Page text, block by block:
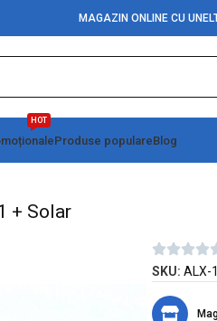
MAGAZIN ONLINE CU
HOT
Produse populareBlog
+ Solar
SKU: ALX-